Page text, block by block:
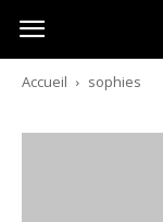
Australia-
australie.com
Accueil sophies